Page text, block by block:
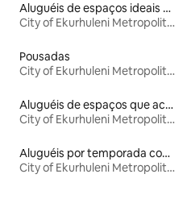
Aluguéis de espaços ideais para famílias
City of Ekurhuleni Metropolitan Municipality
Pousadas
City of Ekurhuleni Metropolitan Municipality
Aluguéis de espaços que aceitam animais de estimação
City of Ekurhuleni Metropolitan Municipality
Aluguéis por temporada com sauna
City of Ekurhuleni Metropolitan Municipality